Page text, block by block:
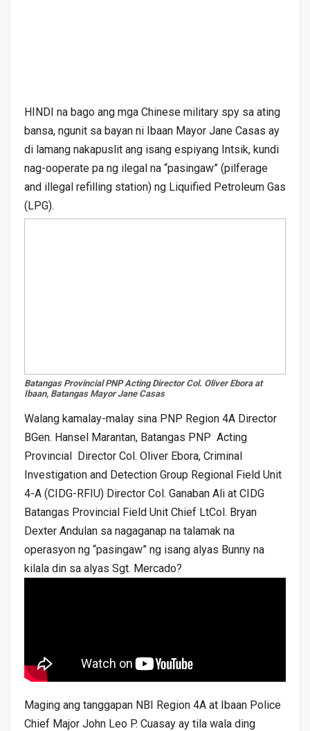
HINDI na bago ang mga Chinese military spy sa ating
bansa, ngunit sa bayan ni Ibaan Mayor Jane Casas ay
di lamang nakapuslit ang isang espiyang Intsik, kundi
nag-ooperate pa ng ilegal na “pasingaw” (pilferage
and illegal refilling station) ng Liquified Petroleum Gas
(LPG).
Batangas Provincial PNP Acting Director Col. Oliver Ebora at
Ibaan, Batangas Mayor Jane Casas
Walang kamalay-malay sina PNP Region 4A Director
BGen. Hansel Marantan, Batangas PNP Acting
Provincial Director Col. Oliver Ebora, Criminal
Investigation and Detection Group Regional Field Unit
4-A (CIDG-RFIU) Director Col. Ganaban Ali at CIDG
Batangas Provincial Field Unit Chief LtCol. Bryan
Dexter Andulan sa nagaganap na talamak na
operasyon ng “pasingaw” ng isang alyas Bunny na
kilala din sa alyas Sgt. Mercado?
Maging ang tanggapan NBI Region 4A at Ibaan Police
Chief Major John Leo P. Cuasay ay tila wala ding